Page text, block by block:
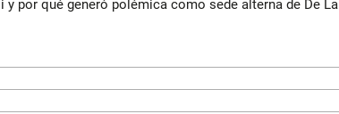
y por qué generó polémica como sede alterna de De La